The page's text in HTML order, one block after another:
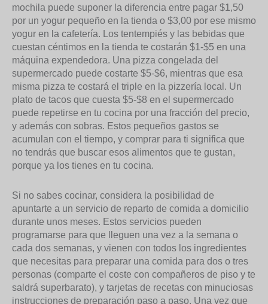
mochila puede suponer la diferencia entre pagar $1,50
por un yogur pequeño en la tienda o $3,00 por ese mismo
yogur en la cafetería. Los tentempiés y las bebidas que
cuestan céntimos en la tienda te costarán $1-$5 en una
máquina expendedora. Una pizza congelada del
supermercado puede costarte $5-$6, mientras que esa
misma pizza te costará el triple en la pizzería local. Un
plato de tacos que cuesta $5-$8 en el supermercado
puede repetirse en tu cocina por una fracción del precio,
y además con sobras. Estos pequeños gastos se
acumulan con el tiempo, y comprar para ti significa que
no tendrás que buscar esos alimentos que te gustan,
porque ya los tienes en tu cocina.
Si no sabes cocinar, considera la posibilidad de
apuntarte a un servicio de reparto de comida a domicilio
durante unos meses. Estos servicios pueden
programarse para que lleguen una vez a la semana o
cada dos semanas, y vienen con todos los ingredientes
que necesitas para preparar una comida para dos o tres
personas (comparte el coste con compañeros de piso y te
saldrá superbarato), y tarjetas de recetas con minuciosas
instrucciones de preparación paso a paso. Una vez que